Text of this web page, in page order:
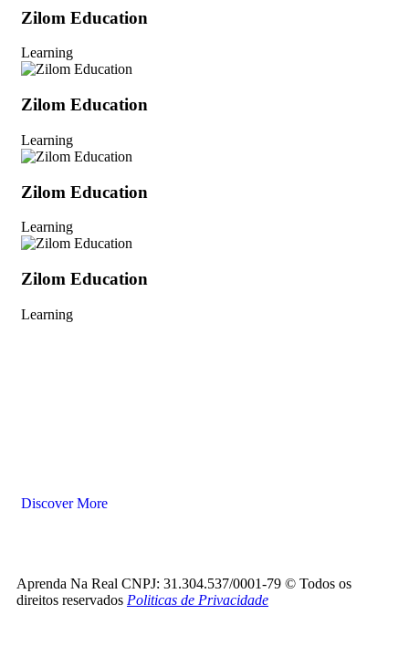
Zilom Education
Learning
Zilom Education
Learning
Zilom Education
Learning
Zilom Education
Learning
Discover More
Aprenda Na Real CNPJ: 31.304.537/0001-79 © Todos os
direitos reservados Politicas de Privacidade